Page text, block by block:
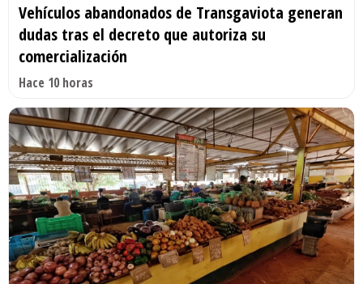
Vehículos abandonados de Transgaviota generan
dudas tras el decreto que autoriza su
comercialización
Hace 10 horas